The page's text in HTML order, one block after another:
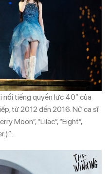
nổi tiếng quyền lực 40” của
từ 2012 đến 2016. Nữ ca sĩ
Moon”, “Lilac”, “Eight”,